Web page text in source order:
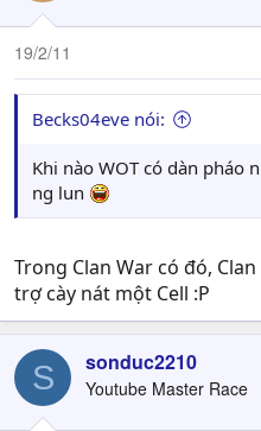
19/2/11
Becks04eve nói:
Khi nào WOT có dàn pháo
ng lun
Trong Clan War có đó,
trợ cày nát một Cell :P
S sonduc2210
Youtube Master Race